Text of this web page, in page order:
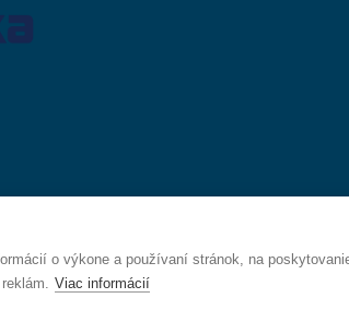
o výkone a používaní stránok, na
Viac informácií
911 05 Trenčín
Právo na odstúpenie od zmluvy —